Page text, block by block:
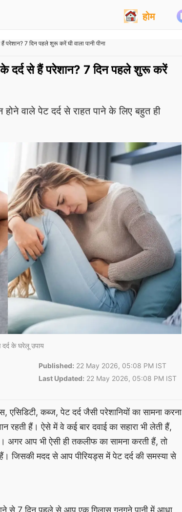
होम
7 दिन पहले शुरू करें घी वाला पानी पीना
के दर्द से हैं परेशान? 7 दिन पहले शुरू करें
वाले पेट दर्द से राहत पाने के लिए बहुत ही
दर्द के घरेलू उपाय
Published: 22 May 2026, 05:08 PM IST
Last Updated: 22 May 2026, 05:08 PM IST
कब्ज, पेट दर्द जैसी परेशानियों का सामना करना
रहती हैं। ऐसे में वे कई बार दवाई का सहारा भी लेती हैं,
अगर आप भी ऐसी ही तकलीफ का सामना करती हैं, तो
मदद से आप पीरियड्स में पेट दर्द की समस्या से
से 7 दिन पहले से आप एक गिलास गुनगुने पानी में आधा